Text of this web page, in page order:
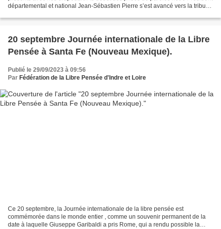
départemental et national Jean-Sébastien Pierre s’est avancé vers la tribune
20 septembre Journée internationale de la Libre
Pensée à Santa Fe (Nouveau Mexique).
Publié le 29/09/2023 à 09:56
Par Fédération de la Libre Pensée d'Indre et Loire
Ce 20 septembre, la Journée internationale de la libre pensée est
commémorée dans le monde entier , comme un souvenir permanent de la
date à laquelle Giuseppe Garibaldi a pris Rome, qui a rendu possible la